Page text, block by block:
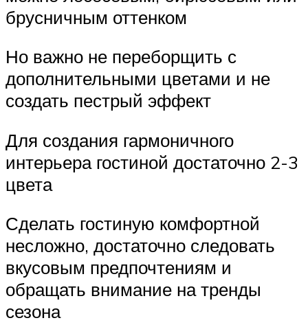
брусничным оттенком
Но важно не переборщить с
дополнительными цветами и не
создать пестрый эффект
Для создания гармоничного
интерьера гостиной достаточно 2-3
цвета
Сделать гостиную комфортной
несложно, достаточно следовать
вкусовым предпочтениям и
обращать внимание на тренды
сезона